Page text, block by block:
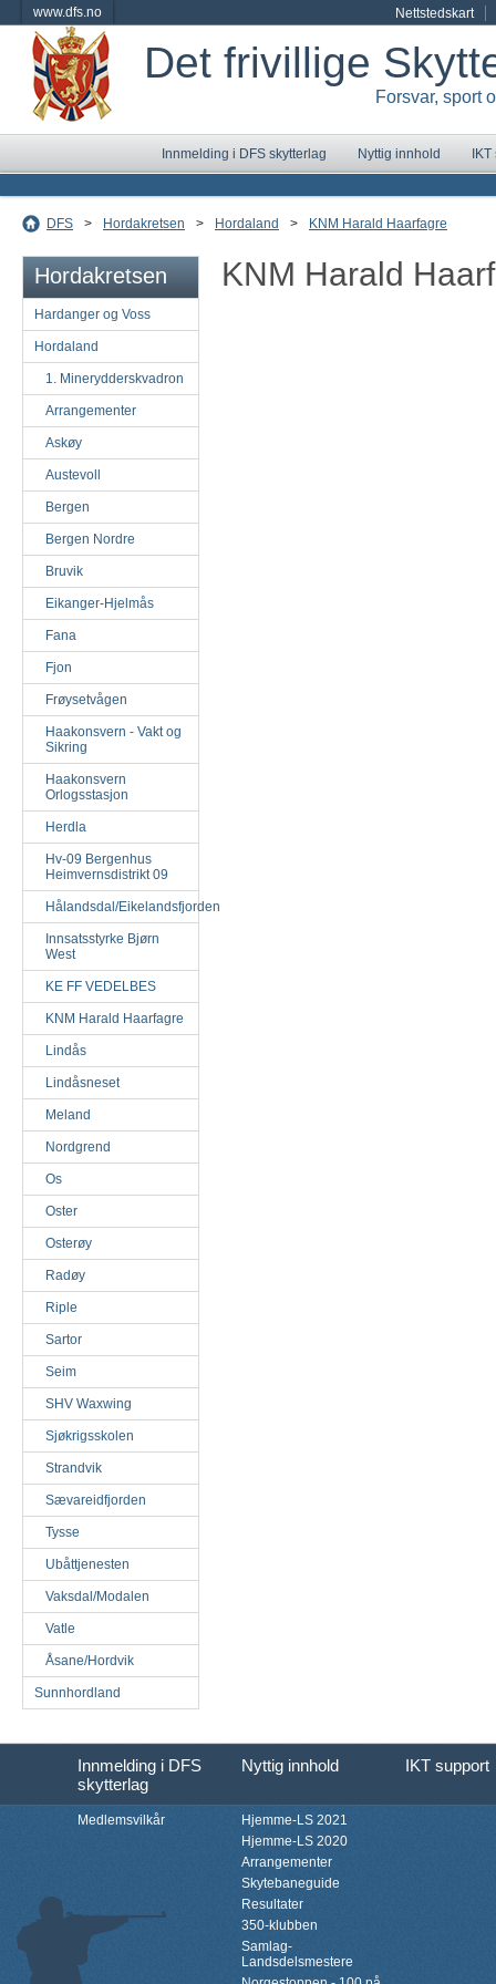
www.dfs.no Nettstedskart
Det frivillige
Forsvar, sport
Innmelding i DFS skytterlag Nyttig innhold
DFS > Hordakretsen > Hordaland > KNM Harald Haarfagre
Hordakretsen
Hardanger og Voss
Hordaland
1. Minerydderskvadron
Arrangementer
Askøy
Austevoll
Bergen
Bergen Nordre
Bruvik
Eikanger-Hjelmås
Fana
Fjon
Frøysetvågen
Haakonsvern - Vakt og
Sikring
Haakonsvern
Orlogsstasjon
Herdla
Hv-09 Bergenhus
Heimvernsdistrikt 09
Hålandsdal/Eikelandsfjorden
Innsatsstyrke Bjørn
West
KE FF VEDELBES
KNM Harald Haarfagre
Lindås
Lindåsneset
Meland
Nordgrend
Os
Oster
Osterøy
Radøy
Riple
Sartor
Seim
SHV Waxwing
Sjøkrigsskolen
Strandvik
Sævareidfjorden
Tysse
Ubåttjenesten
Vaksdal/Modalen
Vatle
Åsane/Hordvik
Sunnhordland
KNM Harald
Innmelding i DFS
skytterlag
Nyttig innhold IKT support
Medlemsvilkår
Hjemme-LS 2021
Hjemme-LS 2020
Arrangementer
Skytebaneguide
Resultater
350-klubben
Samlag-
Landsdelsmestere